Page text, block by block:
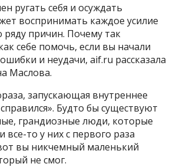
ругать себя и осуждать
воспринимать каждое усилие
ряду причин. Почему так
себе помочь, если вы начали
ошибки и неудачи, aif.ru рассказала
Маслова.
запускающая внутреннее
Будто бы существуют
грандиозные люди, которые
все-то у них с первого раза
вы никчемный маленький
не смог.